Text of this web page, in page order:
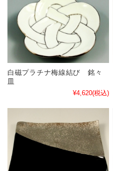
白磁プラチナ梅線結び 銘々
皿
¥4,620(税込)